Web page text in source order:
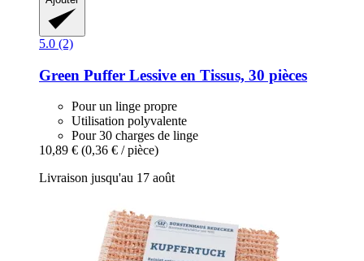
5.0 (2)
Green Puffer Lessive en Tissus, 30 pièces
Pour un linge propre
Utilisation polyvalente
Pour 30 charges de linge
10,89 € (0,36 € / pièce)
Livraison jusqu'au 17 août